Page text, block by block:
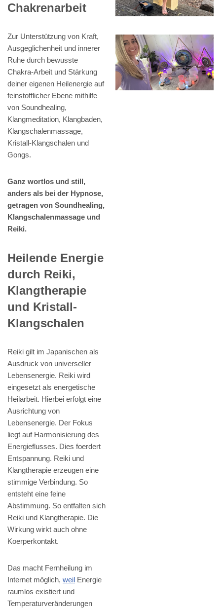
Chakrenarbeit
Zur Unterstützung von Kraft,
Ausgeglichenheit und innerer
Ruhe durch bewusste
Chakra-Arbeit und Stärkung
deiner eigenen Heilenergie auf
feinstofflicher Ebene mithilfe
von Soundhealing,
Klangmeditation, Klangbaden,
Klangschalenmassage,
Kristall-Klangschalen und
Gongs.
Ganz wortlos und still,
anders als bei der Hypnose,
getragen von Soundhealing,
Klangschalenmassage und
Reiki.
Heilende Energie
durch Reiki,
Klangtherapie
und Kristall-
Klangschalen
Reiki gilt im Japanischen als
Ausdruck von universeller
Lebensenergie. Reiki wird
eingesetzt als energetische
Heilarbeit. Hierbei erfolgt eine
Ausrichtung von
Lebensenergie. Der Fokus
liegt auf Harmonisierung des
Energieflusses. Dies foerdert
Entspannung. Reiki und
Klangtherapie erzeugen eine
stimmige Verbindung. So
entsteht eine feine
Abstimmung. So entfalten sich
Reiki und Klangtherapie. Die
Wirkung wirkt auch ohne
Koerperkontakt.
Das macht Fernheilung im
Internet möglich, weil Energie
raumlos existiert und
Temperaturveränderungen